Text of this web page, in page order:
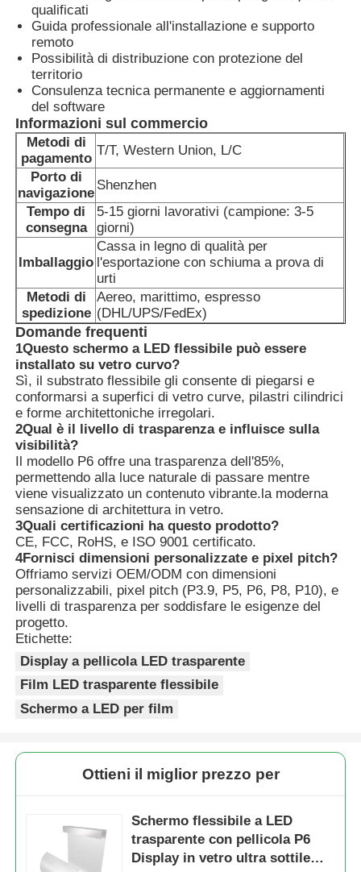
qualificati
Guida professionale all'installazione e supporto
remoto
Possibilità di distribuzione con protezione del
territorio
Consulenza tecnica permanente e aggiornamenti
del software
Informazioni sul commercio
Metodi di
pagamento
T/T, Western Union, L/C
Porto di
navigazione
Shenzhen
Tempo di
consegna
5-15 giorni lavorativi (campione: 3-5
giorni)
Imballaggio
Cassa in legno di qualità per
l'esportazione con schiuma a prova di
urti
Metodi di
spedizione
Aereo, marittimo, espresso
(DHL/UPS/FedEx)
Domande frequenti
1Questo schermo a LED flessibile può essere
installato su vetro curvo?
Sì, il substrato flessibile gli consente di piegarsi e
conformarsi a superfici di vetro curve, pilastri cilindrici
e forme architettoniche irregolari.
2Qual è il livello di trasparenza e influisce sulla
visibilità?
Il modello P6 offre una trasparenza dell'85%,
permettendo alla luce naturale di passare mentre
viene visualizzato un contenuto vibrante.la moderna
sensazione di architettura in vetro.
3Quali certificazioni ha questo prodotto?
CE, FCC, RoHS, e ISO 9001 certificato.
4Fornisci dimensioni personalizzate e pixel pitch?
Offriamo servizi OEM/ODM con dimensioni
personalizzabili, pixel pitch (P3.9, P5, P6, P8, P10), e
livelli di trasparenza per soddisfare le esigenze del
progetto.
Etichette:
Display a pellicola LED trasparente
Film LED trasparente flessibile
Schermo a LED per film
Ottieni il miglior prezzo per
Schermo flessibile a LED
trasparente con pellicola P6
Display in vetro ultra sottile